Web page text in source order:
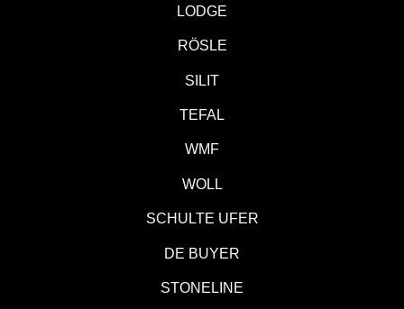
LODGE
RÖSLE
SILIT
TEFAL
WMF
WOLL
SCHULTE UFER
DE BUYER
STONELINE